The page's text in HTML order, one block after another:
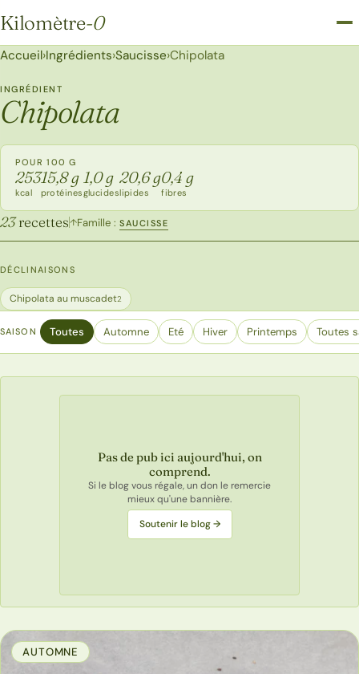
Kilomètre-0
Kilomètre-0
Accueil›Ingrédients›Saucisse›Chipolata
INGRÉDIENT
Chipolata
POUR 100 G
253
kcal
15,8 g
protéines
1,0 g
glucides
20,6 g
lipides
0,4 g
fibres
23recettes↑Famille : SAUCISSE
DÉCLINAISONS
Chipolata au muscadet2
SAISON Toutes Automne Eté Hiver Printemps Toutes
Pas de pub ici aujourd'hui, on
comprend.
Si le blog vous régale, un don le remercie
mieux qu'une bannière.
Soutenir le blog →
AUTOMNE